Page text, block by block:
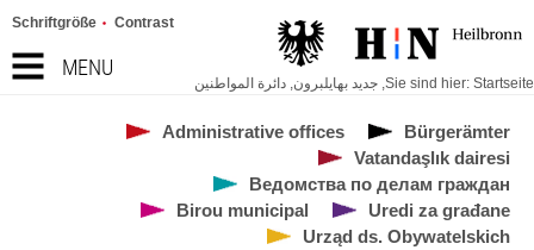
MENU
Schriftgröße Contrast
Sie sind hier: Startseite
, جديد بهايلبرون, دائرة المواطنين
Bürgerämter
Administrative offices
Vatandaşlık dairesi
Ведомства по делам граждан
Uredi za građane
Birou municipal
Urząd ds. Obywatelskich